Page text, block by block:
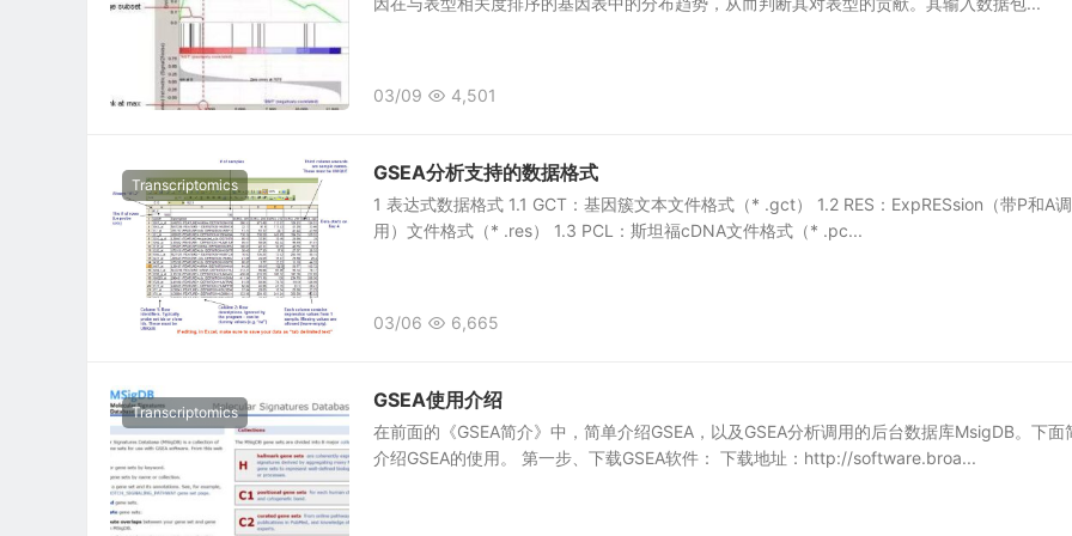
03/09 4,501
Transcriptomics
GSEA分析支持的数据格式
1 表达式数据格式 1.1 GCT：基因簇文本文件格式（* .gct） 1.2 RES：ExpRESsion（带P和A调
用）文件格式（* .res） 1.3 PCL：斯坦福cDNA文件格式（* .pc...
03/06 6,665
Transcriptomics
GSEA使用介绍
在前面的《GSEA简介》中，简单介绍GSEA，以及GSEA分析调用的后台数据库MsigDB。下面
介绍GSEA的使用。 第一步、下载GSEA软件： 下载地址：http://software.broa...